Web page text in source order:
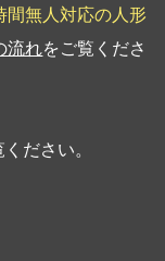
間無人対応の人形
流れをご覧くださ
ださい。